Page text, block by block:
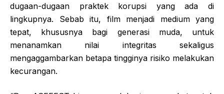
dugaan-dugaan praktek korupsi yang ada di
lingkupnya. Sebab itu, film menjadi medium yang
tepat, khususnya bagi generasi muda, untuk
menanamkan nilai integritas sekaligus
mengaggambarkan betapa tingginya risiko melakukan
kecurangan.